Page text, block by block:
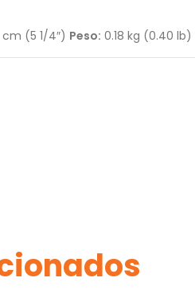
cm (5 1/4″) Peso: 0.18 kg (0.40 lb)